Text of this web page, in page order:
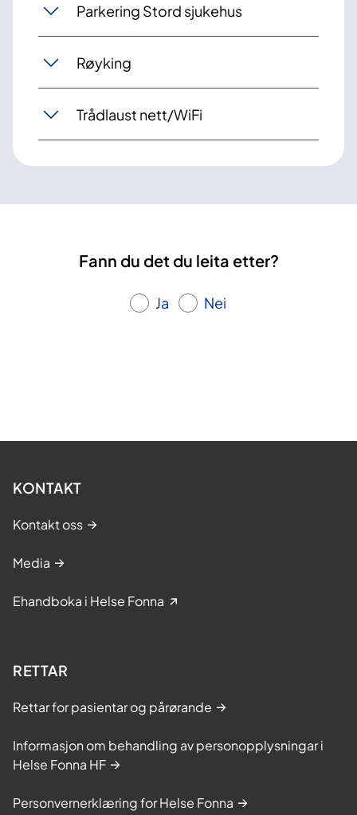
Parkering Stord sjukehus
Røyking
Trådlaust nett/WiFi
Fann du det du leita etter?
Ja Nei
KONTAKT
Kontakt oss
Media
Ehandboka i Helse Fonna
RETTAR
Rettar for pasientar og pårørande
Informasjon om behandling av personopplysningar i
Helse Fonna HF
Personvernerklæring for Helse Fonna